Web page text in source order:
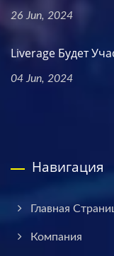
26 Jun, 2024
Liverage Будет
04 Jun, 2024
Навигация
Главная
Компания